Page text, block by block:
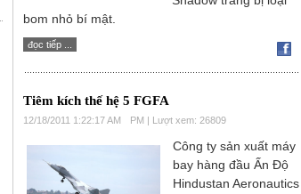
bom nhỏ bí mật.
đọc tiếp ...
Tiêm kích thế hệ 5 FGFA
12/18/2011 1:22:17 AM PM | Lượt xem: 26809
Công ty sản xuất máy
bay hàng đầu Ấn Độ
Hindustan Aeronautics